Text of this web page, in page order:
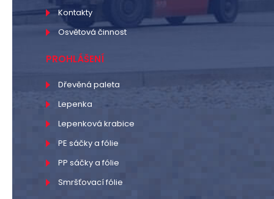
Kontakty
Osvětová činnost
PROHLÁŠENÍ
Dřevěná paleta
Lepenka
Lepenková krabice
PE sáčky a fólie
PP sáčky a fólie
Smršťovací fólie